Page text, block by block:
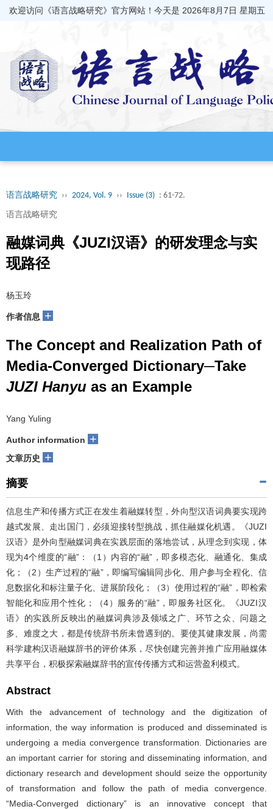
欢迎访问《语言战略研究》官方网站！今天是 2026年8月7日 星期五
语言战略研究 ›› 2024, Vol. 9 ›› Issue (3) : 61-72.
语言战略研究
融媒词典《JUZI汉语》的研发理念与实
现路径
杨玉玲
作者信息 +
The Concept and Realization Path of
Media-Converged Dictionary─Take
JUZI Hanyu as an Example
Yang Yuling
Author information +
文章历史 +
摘要
信息生产和传播方式正在发生着融媒转型，外向型汉语词典要实现跨
越式发展、走出国门，必须迎接转型挑战，抓住融媒化机遇。《JUZI
汉语》是外向型融媒词典在实践层面的落地尝试，从理念到实现，体
现为4个维度的“融”：（1）内容的“融”，即多模态化、融通化、集成
化；（2）生产过程的“融”，即编写编辑同步化、用户参与全程化、信
息数据化和标注量子化、进展阶段化；（3）使用过程的“融”，即检索
智能化和应用个性化；（4）服务的“融”，即服务社区化。《JUZI汉
语》的实践所反映出的融媒词典涉及领域之广、环节之众、问题之
多、难度之大，都是传统辞书所未曾遇到的。要使其健康发展，尚需
科学建构汉语融媒辞书的评价体系，尽快创建完善并推广应用融媒体
共享平台，积极探索融媒辞书的宣传传播方式和运营盈利模式。
Abstract
With the advancement of technology and the digitization of
information, the way information is produced and disseminated is
undergoing a media convergence transformation. Dictionaries are
an important carrier for storing and disseminating information, and
dictionary research and development should seize the opportunity
of transformation and follow the path of media convergence.
“Media-Converged dictionary” is an innovative concept that